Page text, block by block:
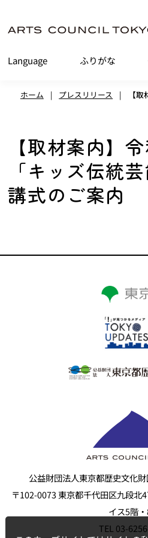
Language ふりがな
ホーム | プレスリリース |
【
【取材案内】
「キッズ伝統
講式のご案内
公益財団法人東京都歴史文化
〒102-0073 東京都千代田区九段北
イス5階
TEL 03-